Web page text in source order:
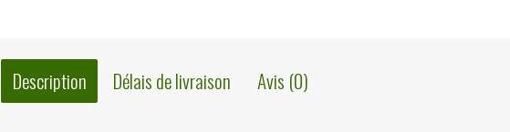
Description Délais de livraison Avis (0)